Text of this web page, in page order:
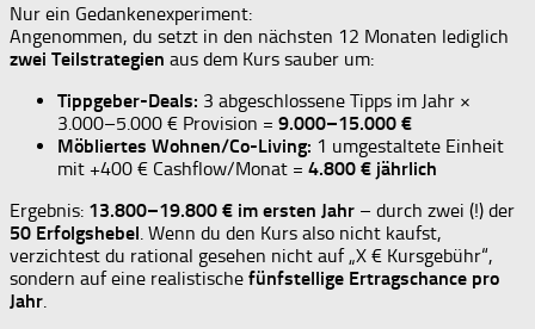
Nur ein Gedankenexperiment:
Angenommen, du setzt in den nächsten 12 Monaten lediglich
zwei Teilstrategien aus dem Kurs sauber um:
Tippgeber-Deals: 3 abgeschlossene Tipps im Jahr ×
3.000–5.000 € Provision = 9.000–15.000 €
Möbliertes Wohnen/Co-Living: 1 umgestaltete Einheit
mit +400 € Cashflow/Monat = 4.800 € jährlich
Ergebnis: 13.800–19.800 € im ersten Jahr – durch zwei (!) der
50 Erfolgshebel . Wenn du den Kurs also nicht kaufst,
verzichtest du rational gesehen nicht auf „X € Kursgebühr“,
sondern auf eine realistische fünfstellige Ertragschance pro
Jahr